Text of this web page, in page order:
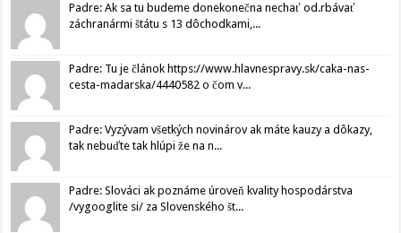
Padre: Ak sa tu budeme donekonečna nechať od.rbávať
záchranármi štátu s 13 dôchodkami,...
Padre: Tu je článok https://www.hlavnespravy.sk/caka-nas-
cesta-madarska/4440582 o čom v...
Padre: Vyzývam všetkých novinárov ak máte kauzy a dôkazy,
tak nebuďte tak hlúpi že na n...
Padre: Slováci ak poznáme úroveň kvality hospodárstva
/vygooglite si/ za Slovenského št...